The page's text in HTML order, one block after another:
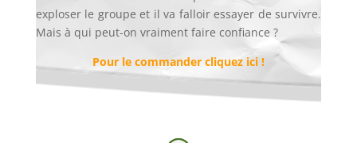
exploser le groupe et il va falloir essayer de survivre.
Mais à qui peut-on vraiment faire confiance ?
Pour le commander cliquez ici !